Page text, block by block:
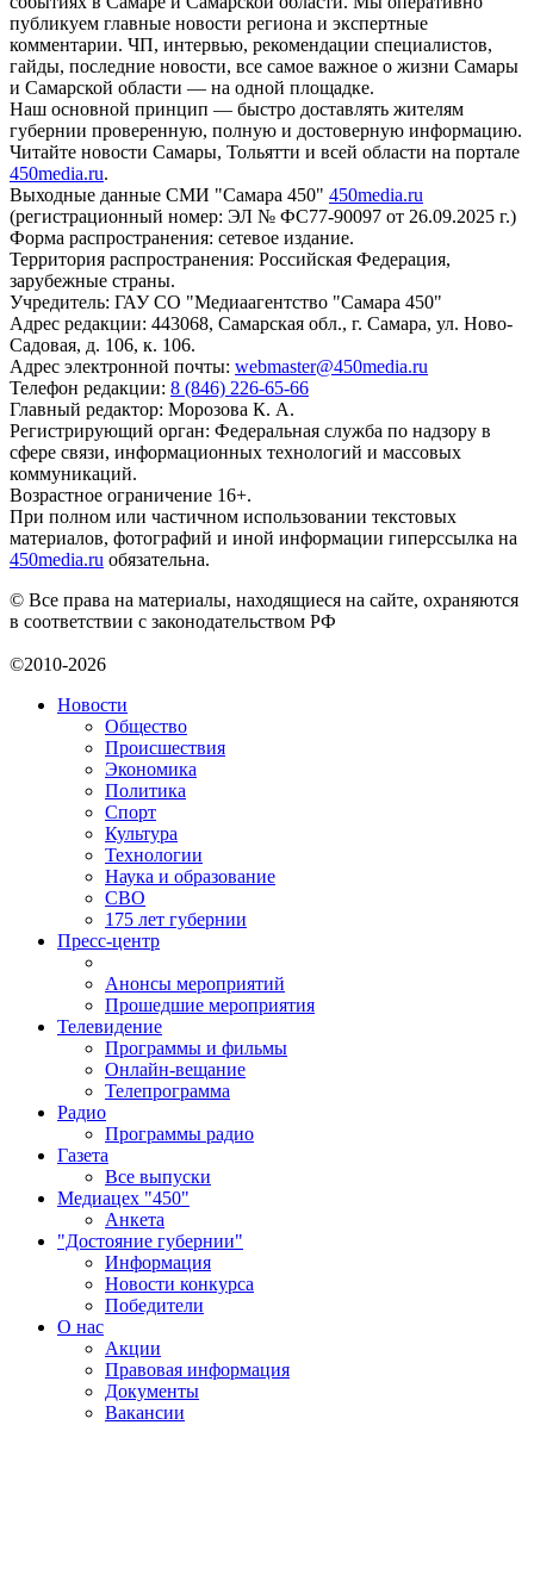
публикуем главные новости региона и экспертные
комментарии. ЧП, интервью, рекомендации специалистов,
гайды, последние новости, все самое важное о жизни Самары
и Самарской области — на одной площадке.
Наш основной принцип — быстро доставлять жителям
губернии проверенную, полную и достоверную информацию.
Читайте новости Самары, Тольятти и всей области на портале
450media.ru.
Выходные данные СМИ "Самара 450" 450media.ru
(регистрационный номер: ЭЛ № ФС77-90097 от 26.09.2025 г.)
Форма распространения: сетевое издание.
Территория распространения: Российская Федерация,
зарубежные страны.
Учредитель: ГАУ СО "Медиаагентство "Самара 450"
Адрес редакции: 443068, Самарская обл., г. Самара, ул. Ново-
Садовая, д. 106, к. 106.
Адрес электронной почты: webmaster@450media.ru
Телефон редакции: 8 (846) 226-65-66
Главный редактор: Морозова К. А.
Регистрирующий орган: Федеральная служба по надзору в
сфере связи, информационных технологий и массовых
коммуникаций.
Возрастное ограничение 16+.
При полном или частичном использовании текстовых
материалов, фотографий и иной информации гиперссылка на
450media.ru обязательна.
© Все права на материалы, находящиеся на сайте, охраняются
в соответствии с законодательством РФ
©2010-2026
Новости
Общество
Происшествия
Экономика
Политика
Спорт
Культура
Технологии
Наука и образование
СВО
175 лет губернии
Пресс-центр
Анонсы мероприятий
Прошедшие мероприятия
Телевидение
Программы и фильмы
Онлайн-вещание
Телепрограмма
Радио
Программы радио
Газета
Все выпуски
Медиацех "450"
Анкета
"Достояние губернии"
Информация
Новости конкурса
Победители
О нас
Акции
Правовая информация
Документы
Вакансии